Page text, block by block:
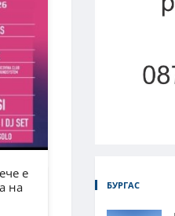
е
на
БУРГАС